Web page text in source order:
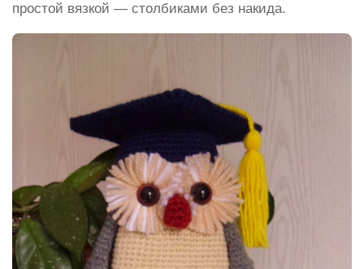
простой вязкой — столбиками без накида.